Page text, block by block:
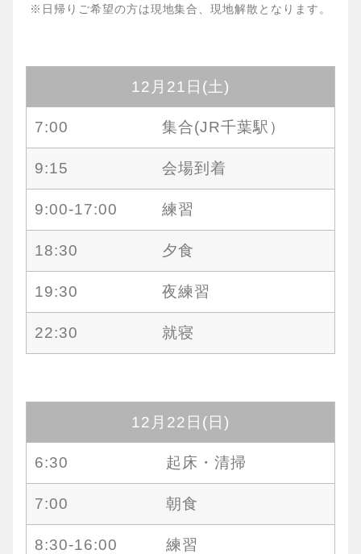
※日帰りご希望の方は現地集合、現地解散となります。
12月21日(土)
7:00 集合(JR千葉駅）
9:15 会場到着
9:00-17:00 練習
18:30 夕食
19:30 夜練習
22:30 就寝
12月22日(日)
6:30 起床・清掃
7:00 朝食
8:30-16:00 練習